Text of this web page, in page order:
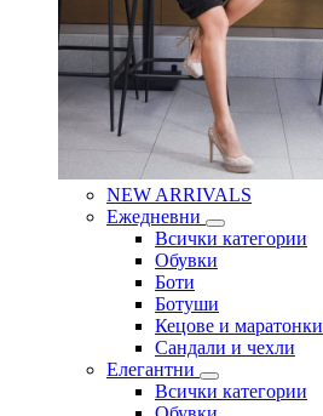
NEW ARRIVALS
Ежедневни
Всички категории
Обувки
Боти
Ботуши
Кецове и маратонки
Сандали и чехли
Елегантни
Всички категории